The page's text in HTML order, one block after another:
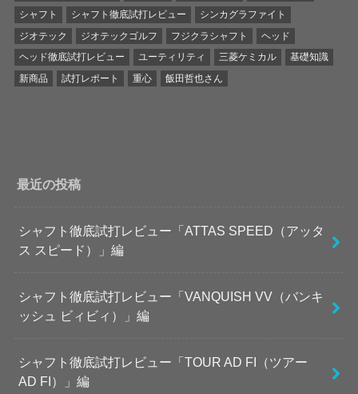
シャフト
シャフト徹底試打レビュー
シンカグラファイト
ジオテック
ジオテックゴルフ フジクラシャフト
ヘッド
ヘッド徹底試打レビュー
ユーティリティ 三菱ケミカル
基礎知識
新商品
試打レポート 重心 飯田哲也さん
最近の投稿
シャフト徹底試打レビュー「ATTAS SPEED（アッタ
ス スピード）」編
シャフト徹底試打レビュー「VANQUISH VV（バンキ
ッシュ ビィビィ）」編
シャフト徹底試打レビュー「TOUR AD FI（ツアー
AD FI）」編